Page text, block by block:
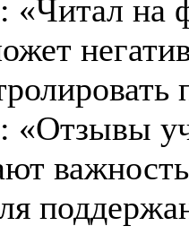
«Читал на
«Отзывы